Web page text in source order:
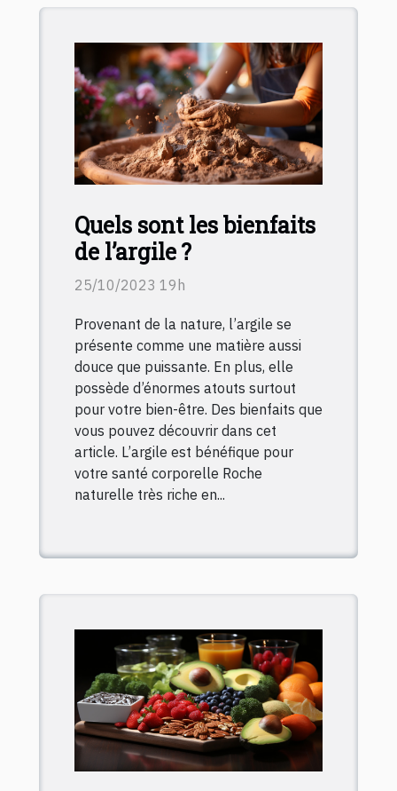
Quels sont les bienfaits
de l’argile ?
25/10/2023 19h
Provenant de la nature, l’argile se
présente comme une matière aussi
douce que puissante. En plus, elle
possède d’énormes atouts surtout
pour votre bien-être. Des bienfaits que
vous pouvez découvrir dans cet
article. L’argile est bénéfique pour
votre santé corporelle Roche
naturelle très riche en...